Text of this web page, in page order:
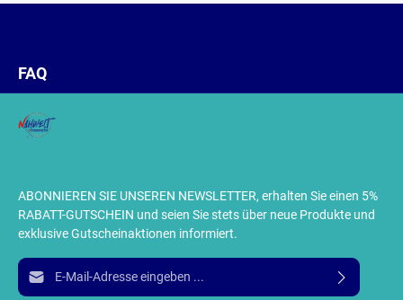
ABONNIEREN SIE UNSEREN NEWSLETTER, erhalten Sie einen 5%
RABATT-GUTSCHEIN und seien Sie stets über neue Produkte und
exklusive Gutscheinaktionen informiert.
E-Mail-Adresse*
FAQ